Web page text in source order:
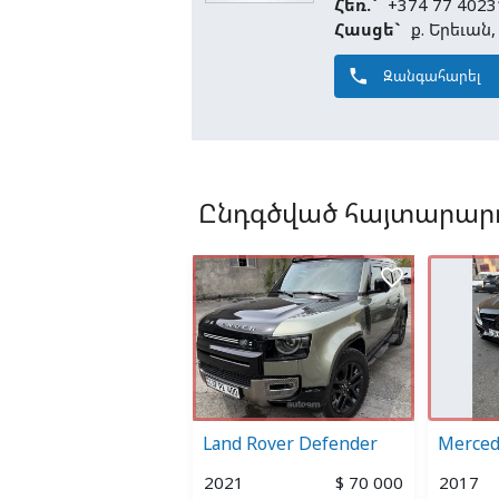
Հեռ.` +374 77
Հասցե` ք.
phone Զանգահարել
Ընդգծված
Land Rover Defender
2021 $ 70 000
favorite_border
2017